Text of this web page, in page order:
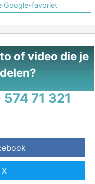
Google-favoriet
of video die je
71 321